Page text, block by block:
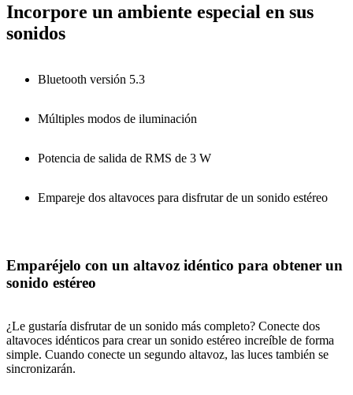
Incorpore un ambiente especial en sus
sonidos
Bluetooth versión 5.3
Múltiples modos de iluminación
Potencia de salida de RMS de 3 W
Empareje dos altavoces para disfrutar de un sonido estéreo
Emparéjelo con un altavoz idéntico para obtener un
sonido estéreo
¿Le gustaría disfrutar de un sonido más completo? Conecte dos
altavoces idénticos para crear un sonido estéreo increíble de forma
simple. Cuando conecte un segundo altavoz, las luces también se
sincronizarán.